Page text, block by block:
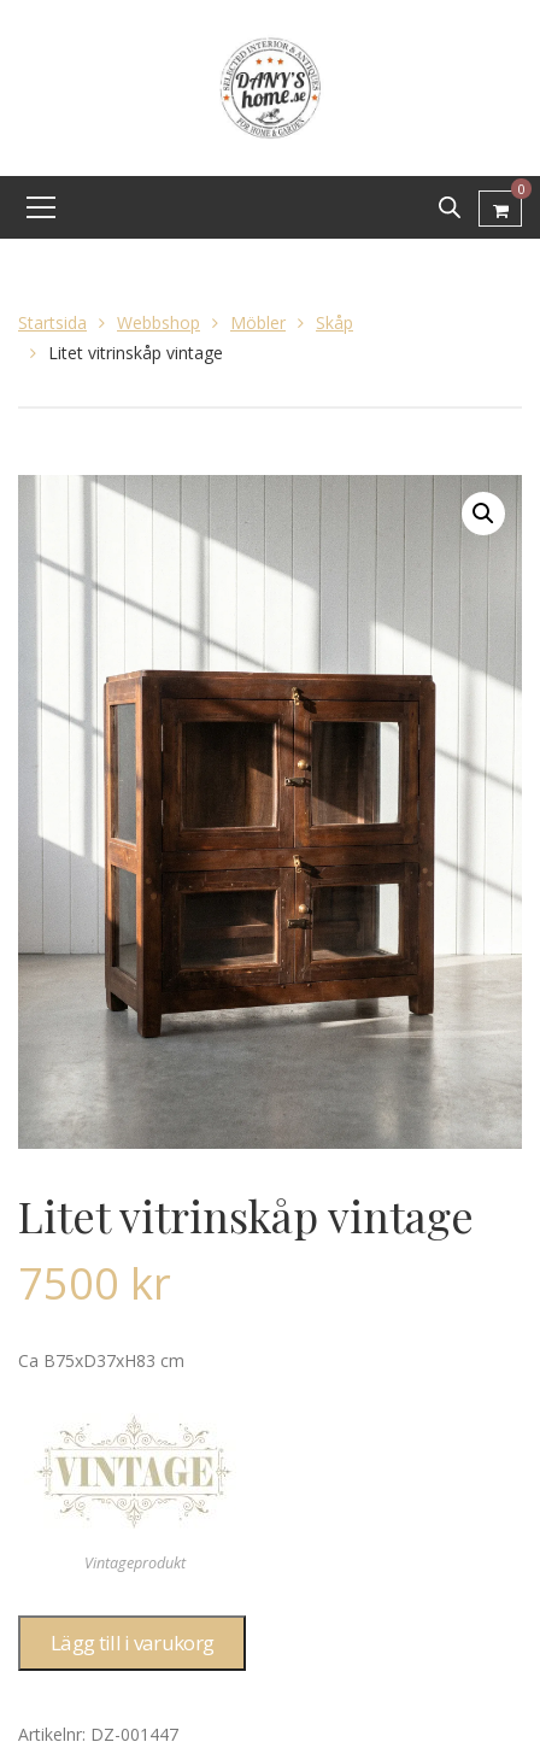
0
Startsida Webbshop Möbler
Skåp
Litet vitrinskåp vintage
Litet vitrinskåp vintage
7500 kr
Ca B75xD37xH83 cm
Vintageprodukt
Lägg till i varukorg
Artikelnr: DZ-001447